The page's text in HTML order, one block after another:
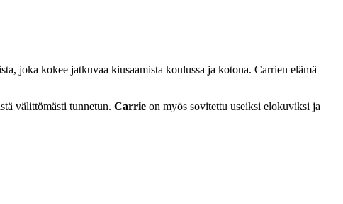
joka kokee jatkuvaa kiusaamista koulussa ja kotona. Carrien elämä
välittömästi tunnetun. Carrie on myös sovitettu useiksi elokuviksi ja